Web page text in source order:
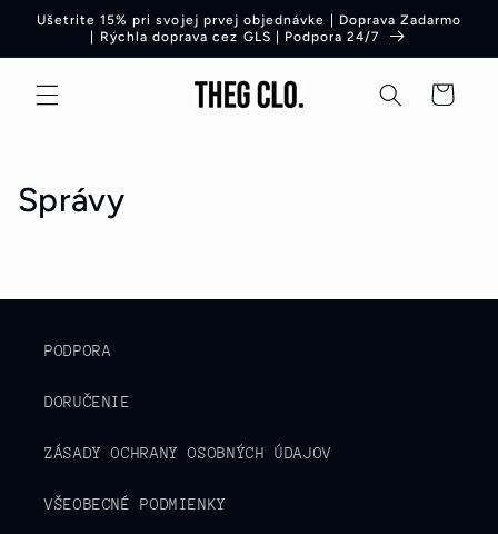
Preskočiť
na obsah
Ušetrite 15% pri svojej prvej objednávke | Doprava Zadarmo
| Rýchla doprava cez GLS | Podpora 24/7
Košík
Správy
PODPORA
DORUČENIE
ZÁSADY OCHRANY OSOBNÝCH ÚDAJOV
VŠEOBECNÉ PODMIENKY